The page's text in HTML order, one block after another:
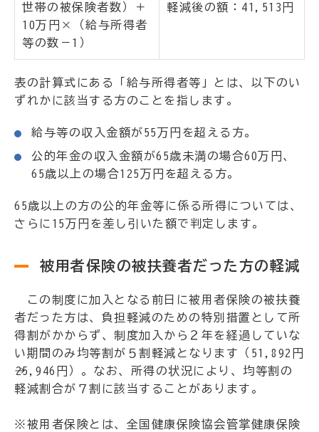
世帯の被保険者数）＋
10万円×（給与所得者
等の数－1）
軽減後の額：41,513円
表の計算式にある「給与所得者等」とは、以下のい
ずれかに該当する方のことを指します。
給与等の収入金額が55万円を超える方。
公的年金の収入金額が65歳未満の場合60万円、
65歳以上の場合125万円を超える方。
65歳以上の方の公的年金等に係る所得については、
さらに15万円を差し引いた額で判定します。
被用者保険の被扶養者だった方の軽減
この制度に加入となる前日に被用者保険の被扶養
者だった方は、負担軽減のための特別措置として所
得割がかからず、制度加入から２年を経過していな
い期間のみ均等割が５割軽減となります（51,892円
→25,946円）。なお、所得の状況により、均等割の
軽減割合が７割に該当することがあります。
※被用者保険とは、全国健康保険協会管掌健康保険